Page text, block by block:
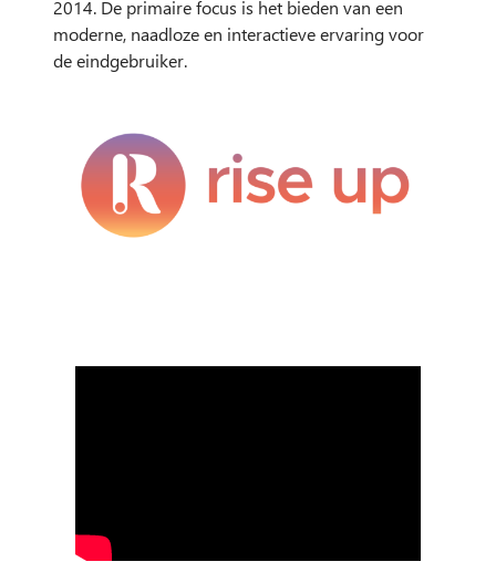
2014. De primaire focus is het bieden van een
moderne, naadloze en interactieve ervaring voor
de eindgebruiker.